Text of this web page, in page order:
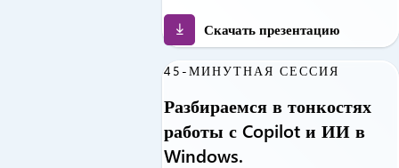
Скачать презентацию
45-МИНУТНАЯ СЕССИЯ
Разбираемся в тонкостях
работы с Copilot и ИИ в
Windows.